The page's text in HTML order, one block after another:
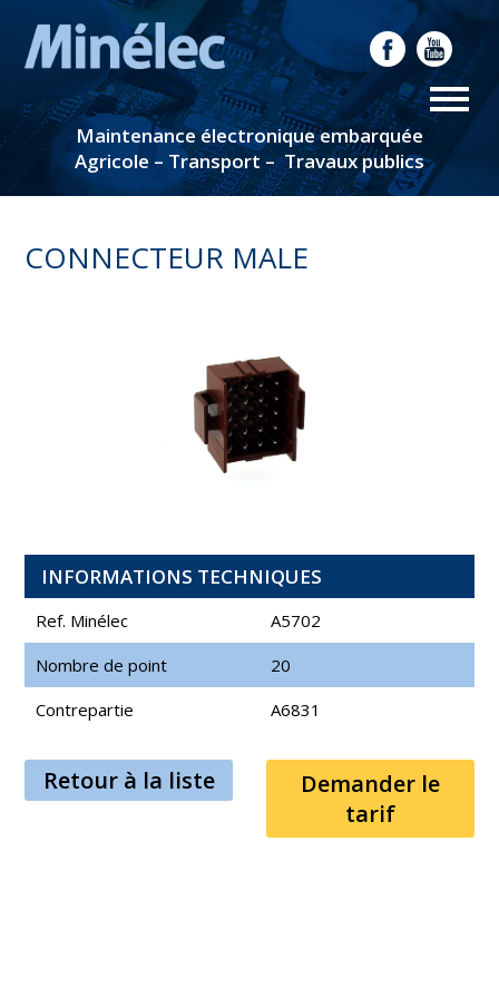
Maintenance électronique embarquée
Agricole – Transport – Travaux publics
CONNECTEUR MALE
INFORMATIONS TECHNIQUES
Ref. Minélec
A5702
Nombre de point
20
Contrepartie
A6831
Retour à la liste
Demander le
tarif